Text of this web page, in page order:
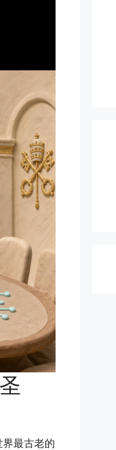
最古老的